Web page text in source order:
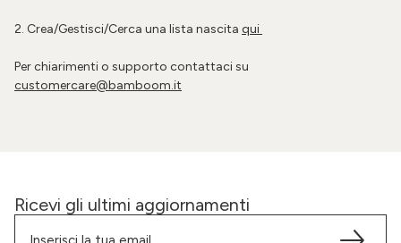
2. Crea/Gestisci/Cerca una lista nascita qui
Per chiarimenti o supporto contattaci su
customercare@bamboom.it
Ricevi gli ultimi aggiornamenti